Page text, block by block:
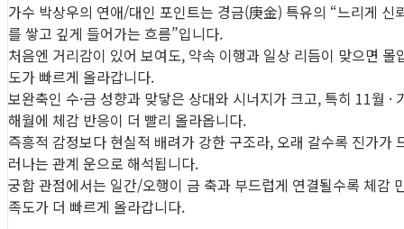
가수 박상우의 연애/대인 포인트는 경금(庚金) 특유의 “느리게 신
를 쌓고 깊게 들어가는 흐름”입니다.
처음엔 거리감이 있어 보여도, 약속 이행과 일상 리듬이 맞으면 몰
도가 빠르게 올라갑니다.
보완축인 수·금 성향과 맞닿은 상대와 시너지가 크고, 특히 11월 ·
해월에 체감 반응이 더 빨리 올라옵니다.
즉흥적 감정보다 현실적 배려가 강한 구조라, 오래 갈수록 진가가
러나는 관계 운으로 해석됩니다.
궁합 관점에서는 일간/오행이 금 축과 부드럽게 연결될수록 체감
족도가 더 빠르게 올라갑니다.